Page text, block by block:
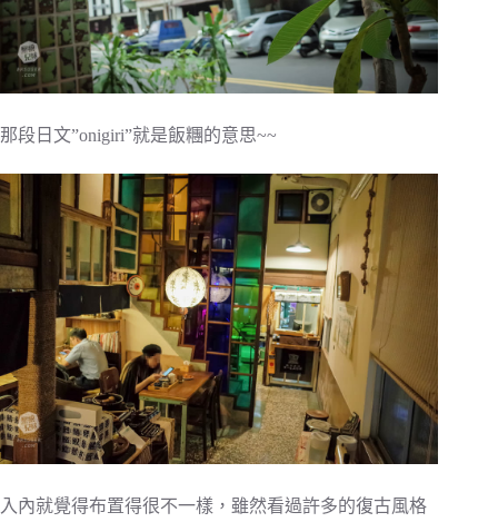
那段日文”onigiri”就是飯糰的意思~~
入內就覺得布置得很不一樣，雖然看過許多的復古風格